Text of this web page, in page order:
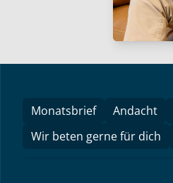
Monatsbrief Andacht
Wir beten gerne für dich